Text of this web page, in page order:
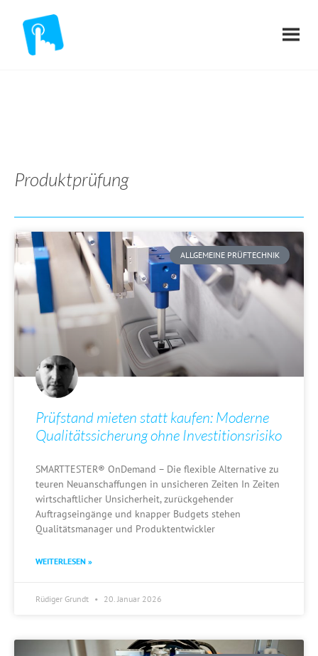
Produktprüfung
ALLGEMEINE PRÜFTECHNIK
Prüfstand mieten statt kaufen: Moderne
Qualitätssicherung ohne Investitionsrisiko
SMARTTESTER® OnDemand – Die flexible Alternative zu
teuren Neuanschaffungen in unsicheren Zeiten In Zeiten
wirtschaftlicher Unsicherheit, zurückgehender
Auftragseingänge und knapper Budgets stehen
Qualitätsmanager und Produktentwickler
WEITERLESEN »
Rüdiger Grundt 20. Januar 2026